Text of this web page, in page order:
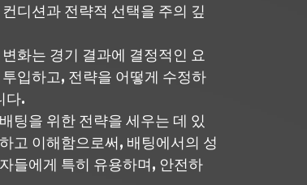
디션과 전략적 선택을 주의 깊
화는 경기 결과에 결정적인 요
입하고, 전략을 어떻게 수정하
다.
팅을 위한 전략을 세우는 데 있
고 이해함으로써, 배팅에서의 성
들에게 특히 유용하며, 안전하